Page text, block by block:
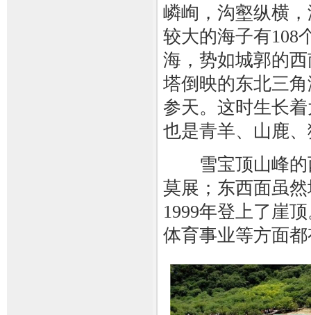
嶙峋，沟壑纵横
较大的海子有108
海，势如城郭的
塔倒映的东北三
参天。这时生长
也是青羊、山鹿
雪宝顶山峰的
莫展；东西面虽
1999年登上了崖
体育事业等方面